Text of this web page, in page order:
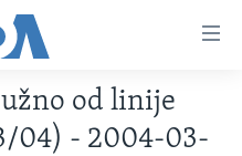
od linije
04) - 2004-03-